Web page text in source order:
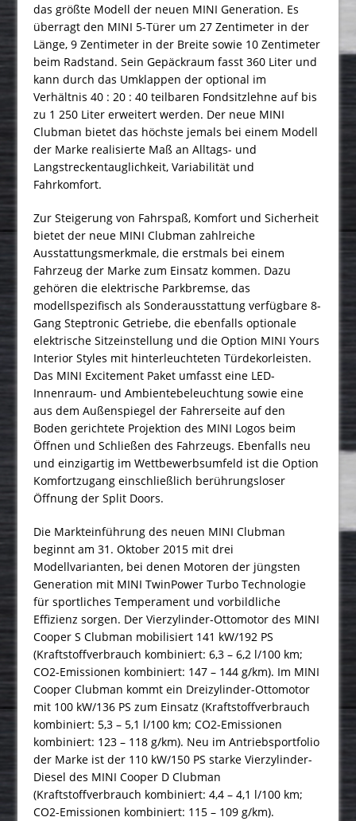
das größte Modell der neuen MINI Generation. Es
überragt den MINI 5-Türer um 27 Zentimeter in der
Länge, 9 Zentimeter in der Breite sowie 10 Zentimeter
beim Radstand. Sein Gepäckraum fasst 360 Liter und
kann durch das Umklappen der optional im
Verhältnis 40 : 20 : 40 teilbaren Fondsitzlehne auf bis
zu 1 250 Liter erweitert werden. Der neue MINI
Clubman bietet das höchste jemals bei einem Modell
der Marke realisierte Maß an Alltags- und
Langstreckentauglichkeit, Variabilität und
Fahrkomfort.
Zur Steigerung von Fahrspaß, Komfort und Sicherheit
bietet der neue MINI Clubman zahlreiche
Ausstattungsmerkmale, die erstmals bei einem
Fahrzeug der Marke zum Einsatz kommen. Dazu
gehören die elektrische Parkbremse, das
modellspezifisch als Sonderausstattung verfügbare 8-
Gang Steptronic Getriebe, die ebenfalls optionale
elektrische Sitzeinstellung und die Option MINI Yours
Interior Styles mit hinterleuchteten Türdekorleisten.
Das MINI Excitement Paket umfasst eine LED-
Innenraum- und Ambientebeleuchtung sowie eine
aus dem Außenspiegel der Fahrerseite auf den
Boden gerichtete Projektion des MINI Logos beim
Öffnen und Schließen des Fahrzeugs. Ebenfalls neu
und einzigartig im Wettbewerbsumfeld ist die Option
Komfortzugang einschließlich berührungsloser
Öffnung der Split Doors.
Die Markteinführung des neuen MINI Clubman
beginnt am 31. Oktober 2015 mit drei
Modellvarianten, bei denen Motoren der jüngsten
Generation mit MINI TwinPower Turbo Technologie
für sportliches Temperament und vorbildliche
Effizienz sorgen. Der Vierzylinder-Ottomotor des MINI
Cooper S Clubman mobilisiert 141 kW/192 PS
(Kraftstoffverbrauch kombiniert: 6,3 – 6,2 l/100 km;
CO2-Emissionen kombiniert: 147 – 144 g/km). Im MINI
Cooper Clubman kommt ein Dreizylinder-Ottomotor
mit 100 kW/136 PS zum Einsatz (Kraftstoffverbrauch
kombiniert: 5,3 – 5,1 l/100 km; CO2-Emissionen
kombiniert: 123 – 118 g/km). Neu im Antriebsportfolio
der Marke ist der 110 kW/150 PS starke Vierzylinder-
Diesel des MINI Cooper D Clubman
(Kraftstoffverbrauch kombiniert: 4,4 – 4,1 l/100 km;
CO2-Emissionen kombiniert: 115 – 109 g/km).